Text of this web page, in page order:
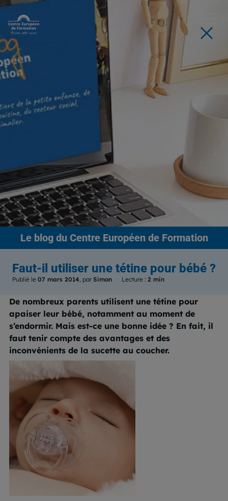
Le blogdu Centre Européen de Formation
Faut-il utiliser une tétine pour bébé ?
Publié le 07 mars 2014, par Simon Lecture : 2 min
De nombreux parents utilisent une tétine pour
apaiser leur bébé, notamment au moment de
s’endormir. Mais est-ce une bonne idée ? En fait, il
faut tenir compte des avantages et des
inconvénients de la sucette au coucher.